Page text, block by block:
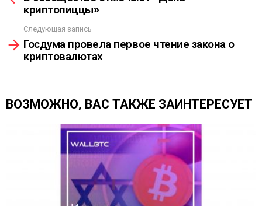
К
А
е
щ
криптопиццы»
Следующая запись
Госдума провела первое чтение закона о
криптовалютах
ВОЗМОЖНО, ВАС ТАКЖЕ ЗАИНТЕРЕСУЕТ